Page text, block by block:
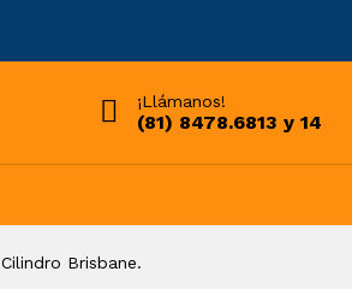
¡Llámanos!
(81) 8478.6813 y 14
Cilindro Brisbane.